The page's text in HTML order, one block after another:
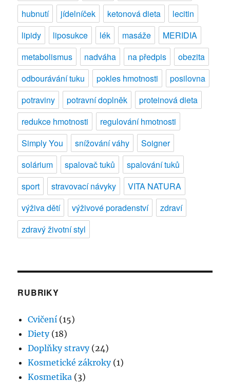
hubnutí
jídelníček ketonová dieta
lecitin
lipidy
liposukce lék masáže
MERIDIA
metabolismus
nadváha na předpis
obezita
odbourávání tuku
pokles hmotnosti
posilovna
potraviny
potravní doplněk
proteinová dieta
redukce hmotnosti
regulování hmotnosti
Simply You
snížování váhy
Soigner
solárium
spalovač tuků
spalování tuků
sport
stravovací návyky
VITA NATURA
výživa dětí
výživové poradenství
zdraví
zdravý životní styl
RUBRIKY
Cvičení (15)
Diety(18)
Doplňky stravy(24)
Kosmetické zákroky(1)
Kosmetika (3)